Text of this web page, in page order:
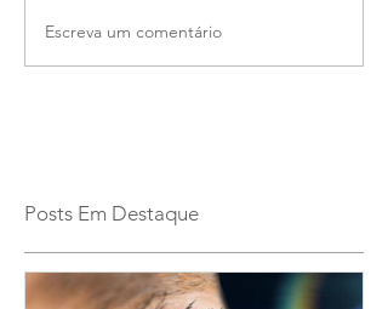
Escreva um comentário
Posts Em Destaque